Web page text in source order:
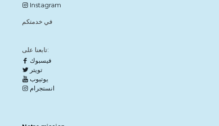
Instagram
في خدمتكم
تابعنا على:
فيسبوك
تويتر
يوتيوب
انستجرام